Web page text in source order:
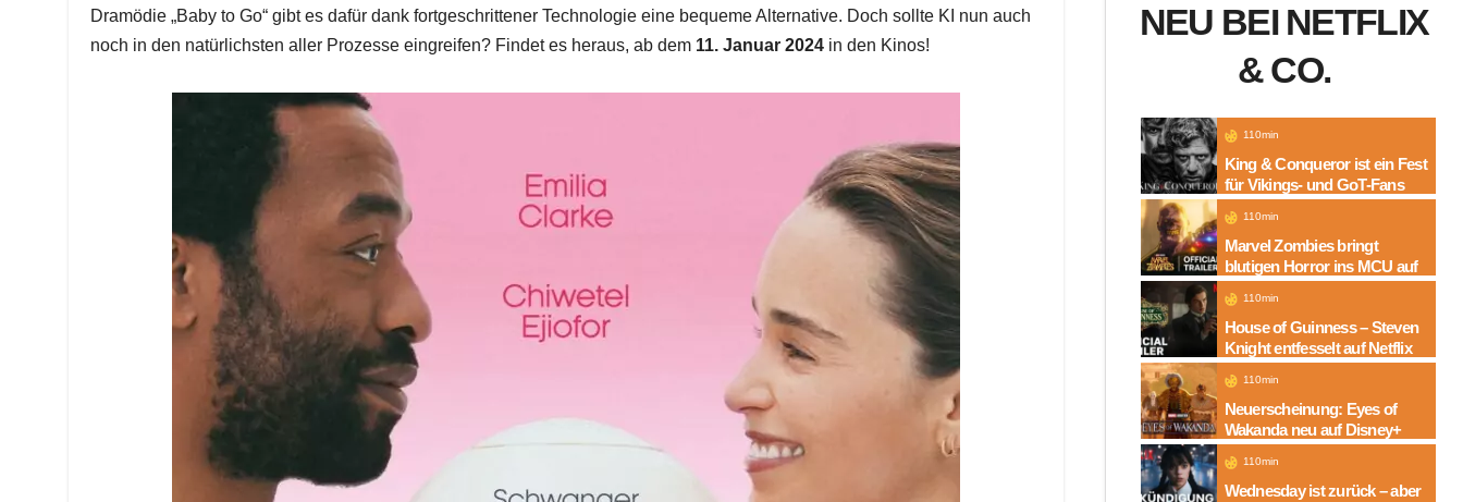
Dramödie „Baby to Go“ gibt es dafür dank fortgeschrittener Technologie eine bequeme Alternative. Doch sollte KI nun auch
noch in den natürlichsten aller Prozesse eingreifen? Findet es heraus, ab dem 11. Januar 2024 in den Kinos!
NEU BEI NETFLIX
& CO.
110min
King & Conqueror ist ein Fest
für Vikings- und GoT-Fans
110min
Marvel Zombies bringt
blutigen Horror ins MCU auf
Disney+
110min
House of Guinness – Steven
Knight entfesselt auf Netflix
die dunkle Seite einer
Legende
110min
Neuerscheinung: Eyes of
Wakanda neu auf Disney+
110min
Wednesday ist zurück – aber